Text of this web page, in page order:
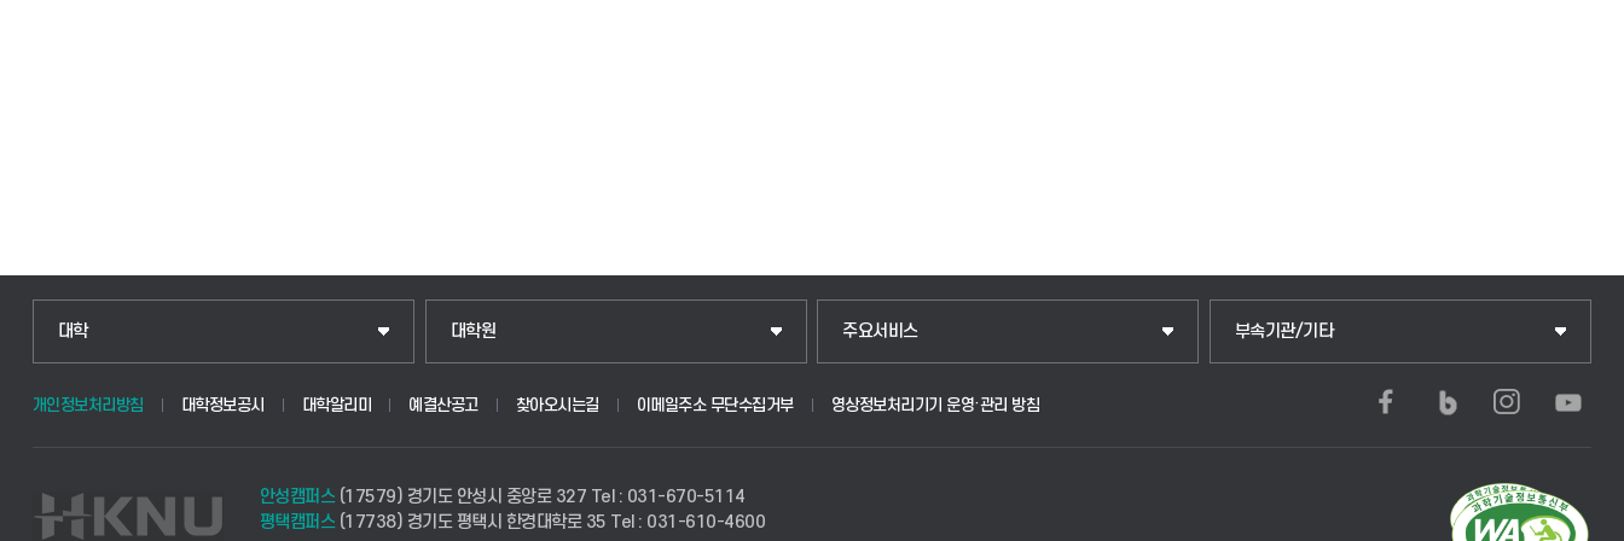
대학 대학원 주요서비스 부속기관/기타
개인정보처리방침 대학정보공시 대학알리미 예결산공고 찾아오시는길 이메일주소 무단수집거부 영상정보처리기기 운영·관리 방침
안성캠퍼스(17579) 경기도 안성시 중앙로 327 Tel : 031-670-5114
평택캠퍼스(17738) 경기도 평택시 한경대학로 35 Tel : 031-610-4600